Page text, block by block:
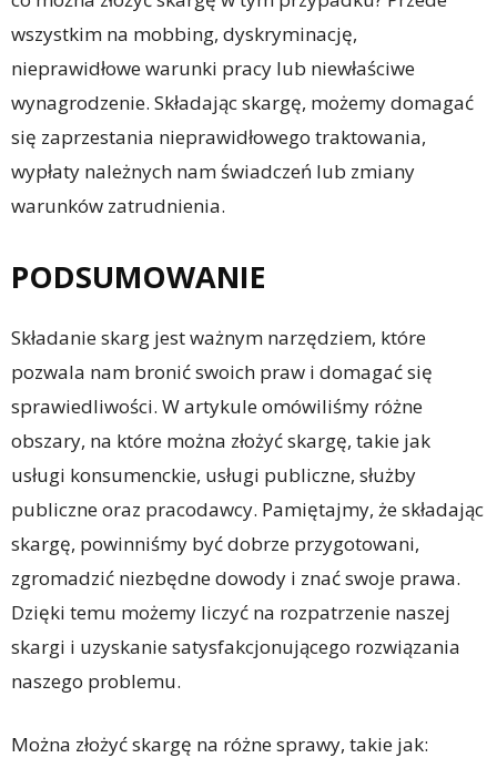
wszystkim na mobbing, dyskryminację,
nieprawidłowe warunki pracy lub niewłaściwe
wynagrodzenie. Składając skargę, możemy domagać
się zaprzestania nieprawidłowego traktowania,
wypłaty należnych nam świadczeń lub zmiany
warunków zatrudnienia.
PODSUMOWANIE
Składanie skarg jest ważnym narzędziem, które
pozwala nam bronić swoich praw i domagać się
sprawiedliwości. W artykule omówiliśmy różne
obszary, na które można złożyć skargę, takie jak
usługi konsumenckie, usługi publiczne, służby
publiczne oraz pracodawcy. Pamiętajmy, że składając
skargę, powinniśmy być dobrze przygotowani,
zgromadzić niezbędne dowody i znać swoje prawa.
Dzięki temu możemy liczyć na rozpatrzenie naszej
skargi i uzyskanie satysfakcjonującego rozwiązania
naszego problemu.
Można złożyć skargę na różne sprawy, takie jak: